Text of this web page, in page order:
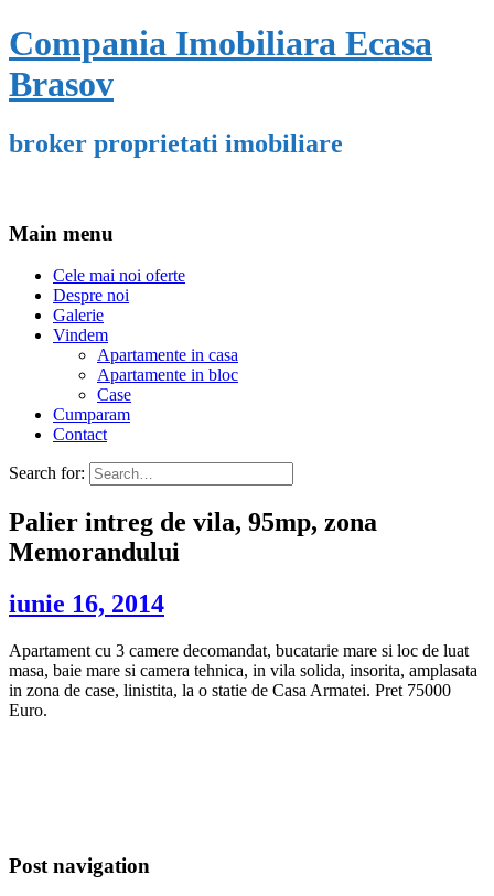
Compania Imobiliara Ecasa
Brasov
broker proprietati imobiliare
Main menu
Cele mai noi oferte
Despre noi
Galerie
Vindem
Apartamente in casa
Apartamente in bloc
Case
Cumparam
Contact
Search for:
Palier intreg de vila, 95mp, zona
Memorandului
iunie 16, 2014
Apartament cu 3 camere decomandat, bucatarie mare si loc de luat
masa, baie mare si camera tehnica, in vila solida, insorita, amplasata
in zona de case, linistita, la o statie de Casa Armatei. Pret 75000
Euro.
Post navigation